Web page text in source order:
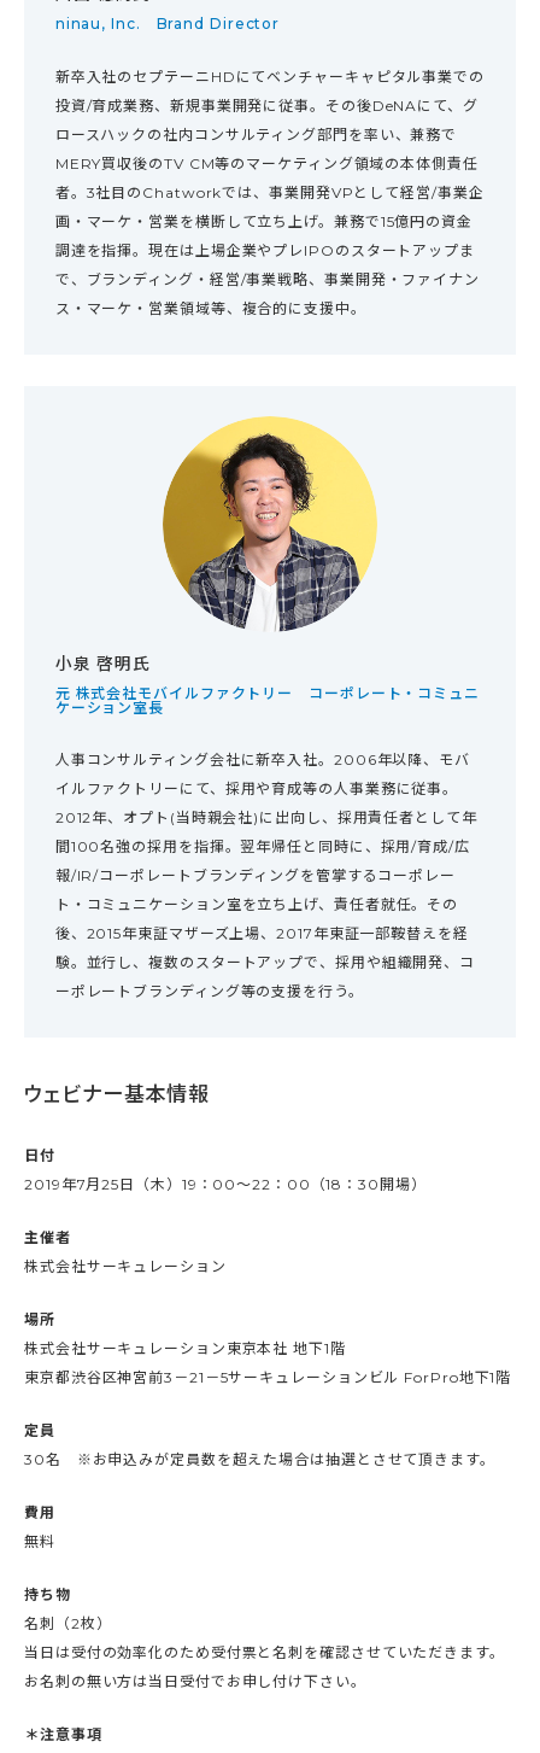
ninau, Inc. Brand Director
新卒入社のセプテーニHDにてベンチャーキャピタル事業での
投資/育成業務、新規事業開発に従事。その後DeNAにて、グ
ロースハックの社内コンサルティング部門を率い、兼務で
MERY買収後のTV CM等のマーケティング領域の本体側責任
者。3社目のChatworkでは、事業開発VPとして経営/事業企
画・マーケ・営業を横断して立ち上げ。兼務で15億円の資金
調達を指揮。現在は上場企業やプレIPOのスタートアップま
で、ブランディング・経営/事業戦略、事業開発・ファイナン
ス・マーケ・営業領域等、複合的に支援中。
小泉 啓明氏
元 株式会社モバイルファクトリー コーポレート・コミュニ
ケーション室長
人事コンサルティング会社に新卒入社。2006年以降、モバ
イルファクトリーにて、採用や育成等の人事業務に従事。
2012年、オプト(当時親会社)に出向し、採用責任者として年
間100名強の採用を指揮。翌年帰任と同時に、採用/育成/広
報/IR/コーポレートブランディングを管掌するコーポレー
ト・コミュニケーション室を立ち上げ、責任者就任。その
後、2015年東証マザーズ上場、2017年東証一部鞍替えを経
験。並行し、複数のスタートアップで、採用や組織開発、コ
ーポレートブランディング等の支援を行う。
ウェビナー基本情報
日付
2019年7月25日（木）19：00～22：00（18：30開場）
主催者
株式会社サーキュレーション
場所
株式会社サーキュレーション東京本社 地下1階
東京都渋谷区神宮前3－21－5サーキュレーションビル ForPro地下1階
定員
30名 ※お申込みが定員数を超えた場合は抽選とさせて頂きます。
費用
無料
持ち物
名刺（2枚）
当日は受付の効率化のため受付票と名刺を確認させていただきます。
お名刺の無い方は当日受付でお申し付け下さい。
＊注意事項